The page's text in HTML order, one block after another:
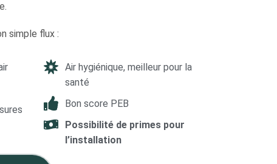
simple flux :
Air hygiénique, meilleur pour la
santé
Bon score PEB
Possibilité de primes pour
l’installation